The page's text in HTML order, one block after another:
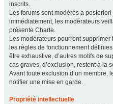
inscrits.
Les forums sont modérés a
immédiatement, les modérateurs
présente Charte.
Les modérateurs pourront
les règles de fonctionnement
être exhaustive, d’autres motifs de
cas graves, d’exclusion, restent à la
Avant toute exclusion d’un membre,
notifier une mise en garde.
Propriété intellectuelle